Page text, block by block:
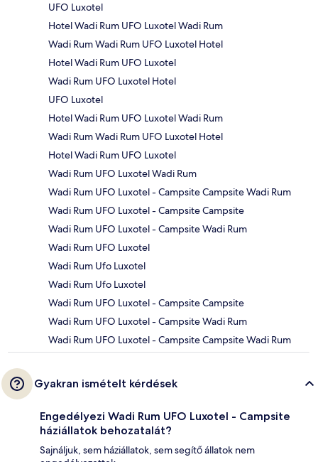
UFO Luxotel
Hotel Wadi Rum UFO Luxotel Wadi Rum
Wadi Rum Wadi Rum UFO Luxotel Hotel
Hotel Wadi Rum UFO Luxotel
Wadi Rum UFO Luxotel Hotel
UFO Luxotel
Hotel Wadi Rum UFO Luxotel Wadi Rum
Wadi Rum Wadi Rum UFO Luxotel Hotel
Hotel Wadi Rum UFO Luxotel
Wadi Rum UFO Luxotel Wadi Rum
Wadi Rum UFO Luxotel - Campsite Campsite Wadi Rum
Wadi Rum UFO Luxotel - Campsite Campsite
Wadi Rum UFO Luxotel - Campsite Wadi Rum
Wadi Rum UFO Luxotel
Wadi Rum Ufo Luxotel
Wadi Rum Ufo Luxotel
Wadi Rum UFO Luxotel - Campsite Campsite
Wadi Rum UFO Luxotel - Campsite Wadi Rum
Wadi Rum UFO Luxotel - Campsite Campsite Wadi Rum
Gyakran ismételt kérdések
Engedélyezi Wadi Rum UFO Luxotel - Campsite
háziállatok behozatalát?
Sajnáljuk, sem háziállatok, sem segítő állatok nem